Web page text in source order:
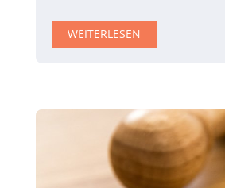
WEITERLESEN